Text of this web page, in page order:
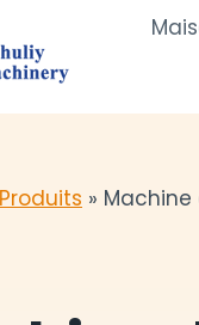
Produits »